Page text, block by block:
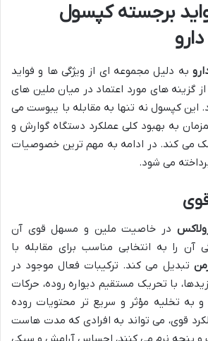
برجسته کپسول
به دلیل مجموعه ای از ویژگی ها و فواید
گزینه های مورد اعتماد در میان ملین های
این کپسول نه تنها به مقابله با یبوست می
به بهبود کلی عملکرد دستگاه گوارش و
می کند. در ادامه به مهم ترین خصوصیات
می شود.
در خاصیت ملین و مسهل قوی آن
آن را به انتخابی مناسب برای مقابله با
تبدیل می کند. ترکیبات فعال موجود در
با تحریک مستقیم دیواره روده، حرکات
و به تخلیه مؤثر و سریع تر محتویات روده
قوی، می تواند به افرادی که مدت هاست